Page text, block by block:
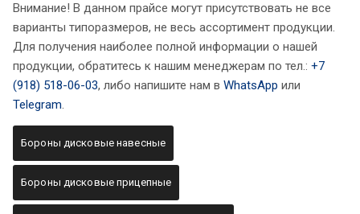
Внимание! В данном прайсе могут присутствовать не все
варианты типоразмеров, не весь ассортимент продукции.
Для получения наиболее полной информации о нашей
продукции, обратитесь к нашим менеджерам по тел.: +7
(918) 518-06-03, либо напишите нам в WhatsApp или
Telegram.
Бороны дисковые навесные
Бороны дисковые прицепные